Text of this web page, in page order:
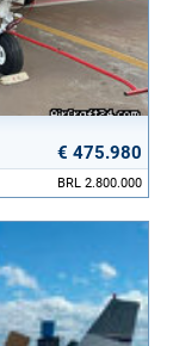
€ 475.980
BRL 2.800.000